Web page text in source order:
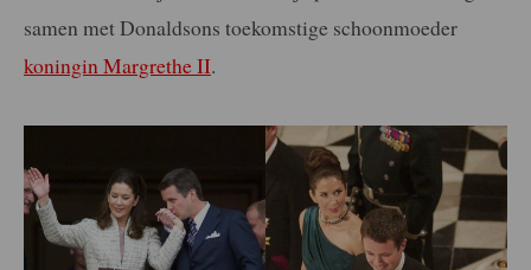
samen met Donaldsons toekomstige schoonmoeder
koningin Margrethe II.